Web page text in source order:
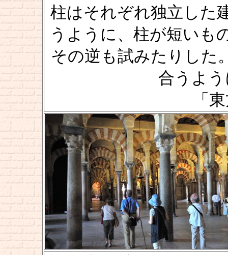
柱はそれぞれ独立した
うように、柱が短いも
その逆も試みたりした
合うよ
「